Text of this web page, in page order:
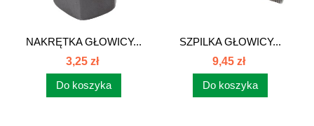
NAKRĘTKA GŁOWICY...
3,25 zł
Do koszyka
SZPILKA GŁOWICY...
9,45 zł
Do koszyka